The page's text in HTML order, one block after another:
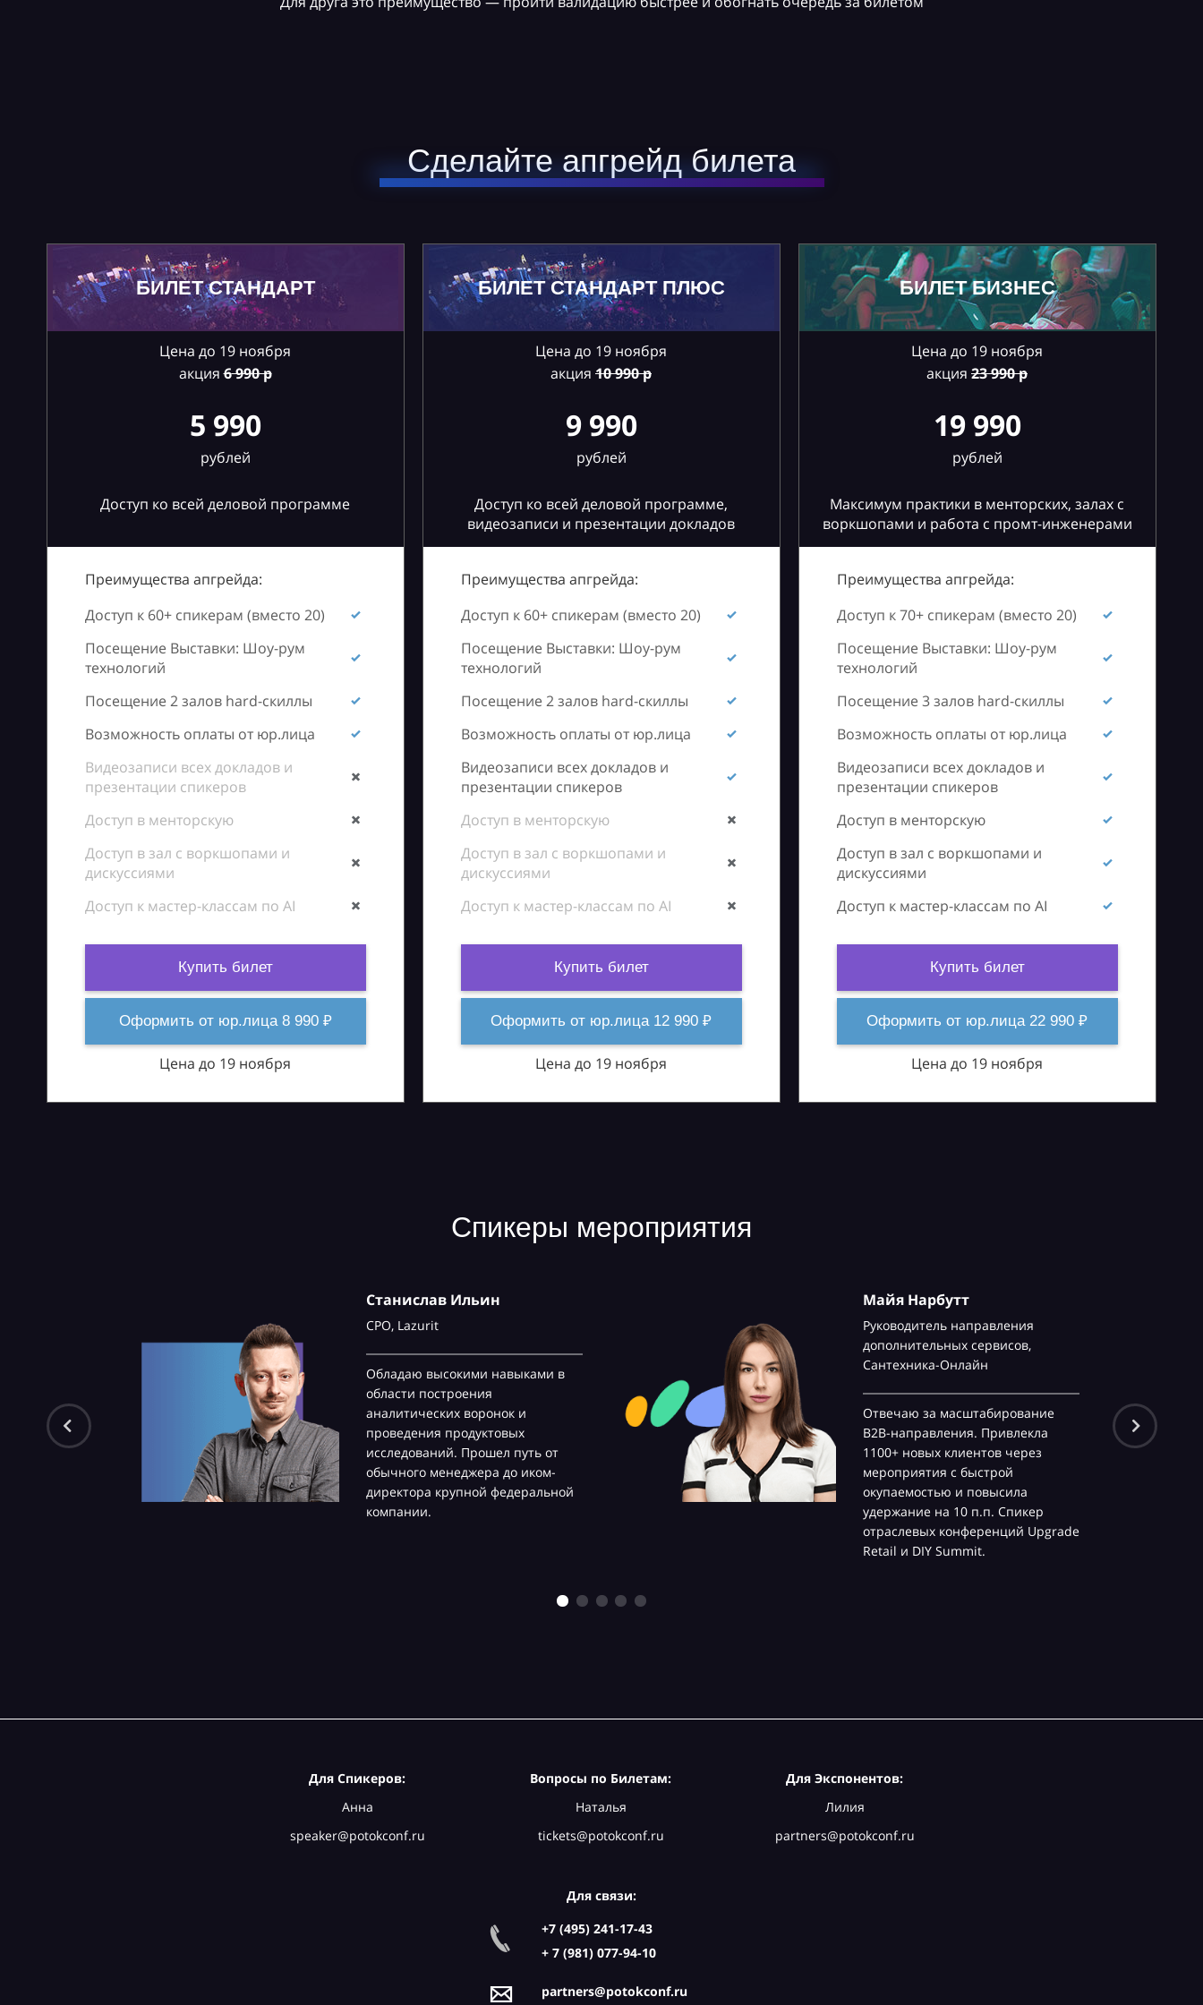
Сделайте апгрейд билета
БИЛЕТ СТАНДАРТ
Цена до 19 ноября
акция 6990 р
5 990
рублей
Доступ ко всей деловой программе
Преимущества апгрейда:
Доступ к 60+ спикерам (вместо 20)
Посещение Выставки: Шоу-рум
технологий
Посещение 2 залов hard-скиллы
Возможность оплаты от юр.лица
Видеозаписи всех докладов и
презентации спикеров
Доступ в менторскую
Доступ в зал с воркшопами и
дискуссиями
Доступ к мастер-классам по AI
Купить билет
Оформить от юр.лица 8 990 ₽
Цена до 19 ноября
БИЛЕТ СТАНДАРТ ПЛЮС
Цена до 19 ноября
акция 10990 р
9 990
рублей
Доступ ко всей деловой программе,
видеозаписи и презентации докладов
Преимущества апгрейда:
Доступ к 60+ спикерам (вместо 20)
Посещение Выставки: Шоу-рум
технологий
Посещение 2 залов hard-скиллы
Возможность оплаты от юр.лица
Видеозаписи всех докладов и
презентации спикеров
Доступ в менторскую
Доступ в зал с воркшопами и
дискуссиями
Доступ к мастер-классам по AI
Купить билет
Оформить от юр.лица 12 990 ₽
Цена до 19 ноября
БИЛЕТ БИЗНЕС
Цена до 19 ноября
акция 23990 р
19 990
рублей
Максимум практики в менторских, залах с
воркшопами и работа с промт-инженерами
Преимущества апгрейда:
Доступ к 70+ спикерам (вместо 20)
Посещение Выставки: Шоу-рум
технологий
Посещение 3 залов hard-скиллы
Возможность оплаты от юр.лица
Видеозаписи всех докладов и
презентации спикеров
Доступ в менторскую
Доступ в зал с воркшопами и
дискуссиями
Доступ к мастер-классам по AI
Купить билет
Оформить от юр.лица 22 990 ₽
Цена до 19 ноября
Спикеры мероприятия
Станислав Ильин
CPO, Lazurit
Обладаю высокими навыками в
области построения
аналитических воронок и
проведения продуктовых
исследований. Прошел путь от
обычного менеджера до иком-
директора крупной федеральной
компании.
Майя Нарбутт
Руководитель направления
дополнительных сервисов,
Сантехника-Онлайн
Отвечаю за масштабирование
B2B-направления. Привлекла
1100+ новых клиентов через
мероприятия с быстрой
окупаемостью и повысила
удержание на 10 п.п. Спикер
отраслевых конференций Upgrade
Retail и DIY Summit.
Для Спикеров:
Анна
speaker@potokconf.ru
Вопросы по Билетам:
Наталья
tickets@potokconf.ru
Для Экспонентов:
Лилия
partners@potokconf.ru
Для связи:
+7 (495) 241-17-43
+ 7 (981) 077-94-10
partners@potokconf.ru